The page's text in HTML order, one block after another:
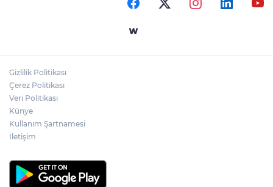
Gizlilik Politikası
Çerez Politikası
Veri Politikası
Künye
Kullanım Şartnamesi
İletişim